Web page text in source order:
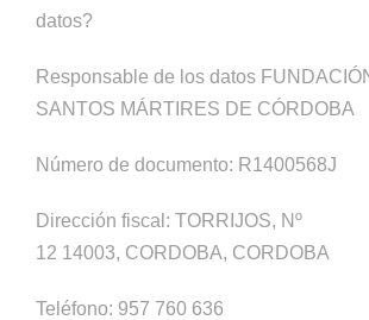
datos?
Responsable de los datos
SANTOS MÁRTIRES DE CÓRDOBA
Número de documento: R1400568J
Dirección fiscal: TORRIJOS, Nº
12 14003, CORDOBA, CORDOBA
Teléfono: 957 760 636